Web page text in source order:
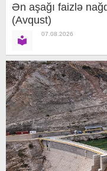
Ən aşağı faizlə
(Avqust)
07.08.2026